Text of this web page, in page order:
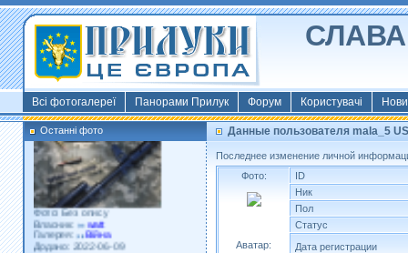
СЛАВА
Всі фотогалереї Панорами Прилук Форум Користувачі
Останні фото
Фото: Київ 2022
Власник:
morsresistis
Галерея:
Templates
Додано: 2022-11-13
Фото: Без опису
Власник:
watt
Галерея:
Війна
Додано: 2022-06-09
Данные пользователя mala_5 US
Последнее изменение личной
Фото:
Аватар:
ID
Ник
Пол
Статус
Дата регистрации